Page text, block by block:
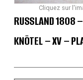
Cliquez sur
RUSSLAND 1808
KNÖTEL – XV –